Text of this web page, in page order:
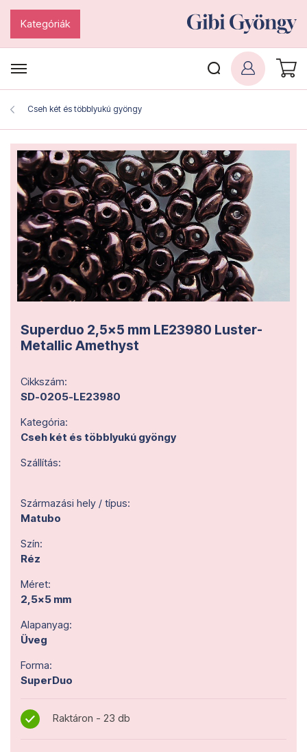
Kategóriák
Cseh két és többlyukú gyöngy
Superduo 2,5x5 mm LE23980 Luster-
Metallic Amethyst
Cikkszám:
SD-0205-LE23980
Kategória:
Cseh két és többlyukú gyöngy
Szállítás:
Származási hely / típus:
Matubo
Szín:
Réz
Méret:
2,5x5 mm
Alapanyag:
Üveg
Forma:
SuperDuo
Raktáron - 23 db